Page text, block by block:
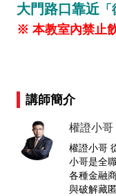
大門路口靠近「
※ 本教室內禁止
講師簡介
權證小哥
權證小哥
小哥是全
各種金融
與破解藏